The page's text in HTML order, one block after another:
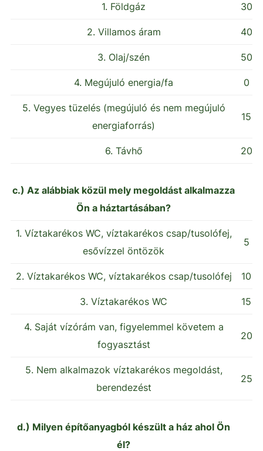
1. Földgáz 30
2. Villamos áram 40
3. Olaj/szén 50
4. Megújuló energia/fa 0
5. Vegyes tüzelés (megújuló és nem megújuló
energiaforrás)
15
6. Távhő 20
c.) Az alábbiak közül mely megoldást alkalmazza
Ön a háztartásában?
1. Víztakarékos WC, víztakarékos csap/tusolófej,
esővízzel öntözök
5
2. Víztakarékos WC, víztakarékos csap/tusolófej 10
3. Víztakarékos WC 15
4. Saját vízórám van, figyelemmel követem a
fogyasztást
20
5. Nem alkalmazok víztakarékos megoldást,
berendezést
25
d.) Milyen építőanyagból készült a ház ahol Ön
él?